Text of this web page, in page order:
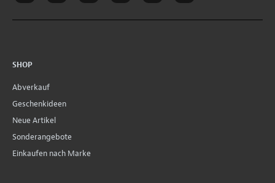
SHOP
Abverkauf
Geschenkideen
Neue Artikel
Sonderangebote
Einkaufen nach Marke